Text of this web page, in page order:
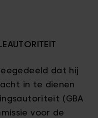
dat hij
in te dienen
(GBA
voor de